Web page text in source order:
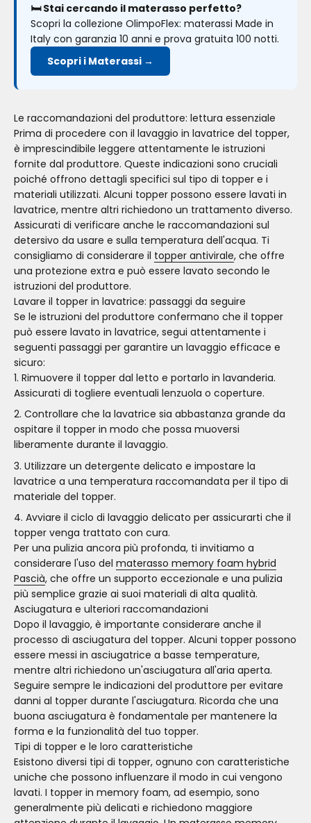
🛏️ Stai cercando il materasso perfetto?
Scopri la collezione OlimpoFlex: materassi Made in
Italy con garanzia 10 anni e prova gratuita 100 notti.
Scopri i Materassi →
Le raccomandazioni del produttore: lettura essenziale
Prima di procedere con il lavaggio in lavatrice del topper,
è imprescindibile leggere attentamente le istruzioni
fornite dal produttore. Queste indicazioni sono cruciali
poiché offrono dettagli specifici sul tipo di topper e i
materiali utilizzati. Alcuni topper possono essere lavati in
lavatrice, mentre altri richiedono un trattamento diverso.
Assicurati di verificare anche le raccomandazioni sul
detersivo da usare e sulla temperatura dell'acqua. Ti
consigliamo di considerare il topper antivirale, che offre
una protezione extra e può essere lavato secondo le
istruzioni del produttore.
Lavare il topper in lavatrice: passaggi da seguire
Se le istruzioni del produttore confermano che il topper
può essere lavato in lavatrice, segui attentamente i
seguenti passaggi per garantire un lavaggio efficace e
sicuro:
Rimuovere il topper dal letto e portarlo in lavanderia.
Assicurati di togliere eventuali lenzuola o coperture.
Controllare che la lavatrice sia abbastanza grande da
ospitare il topper in modo che possa muoversi
liberamente durante il lavaggio.
Utilizzare un detergente delicato e impostare la
lavatrice a una temperatura raccomandata per il tipo di
materiale del topper.
Avviare il ciclo di lavaggio delicato per assicurarti che il
topper venga trattato con cura.
Per una pulizia ancora più profonda, ti invitiamo a
considerare l'uso del materasso memory foam hybrid
Pascià, che offre un supporto eccezionale e una pulizia
più semplice grazie ai suoi materiali di alta qualità.
Asciugatura e ulteriori raccomandazioni
Dopo il lavaggio, è importante considerare anche il
processo di asciugatura del topper. Alcuni topper possono
essere messi in asciugatrice a basse temperature,
mentre altri richiedono un'asciugatura all'aria aperta.
Seguire sempre le indicazioni del produttore per evitare
danni al topper durante l'asciugatura. Ricorda che una
buona asciugatura è fondamentale per mantenere la
forma e la funzionalità del tuo topper.
Tipi di topper e le loro caratteristiche
Esistono diversi tipi di topper, ognuno con caratteristiche
uniche che possono influenzare il modo in cui vengono
lavati. I topper in memory foam, ad esempio, sono
generalmente più delicati e richiedono maggiore